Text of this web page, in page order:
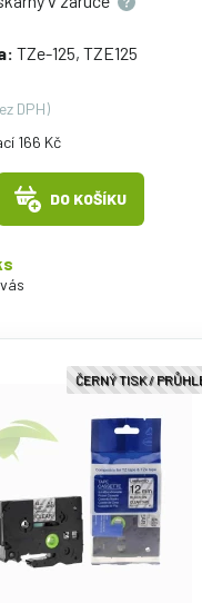
TZe-125, TZE125
DPH)
166 Kč
DO KOŠÍKU
ČERNÝ TISK /